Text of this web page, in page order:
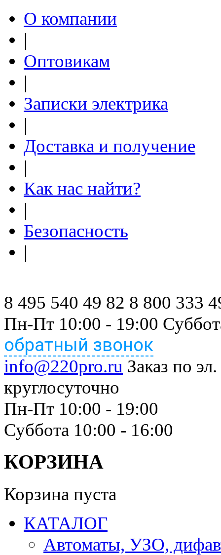
О компании
|
Оптовикам
|
Записки электрика
|
Доставка и получение
|
Как нас найти?
|
Безопасность
|
8 495 540 49 82 8 800 333
Пн-Пт 10:00 - 19:00
обратный звонок
info@220pro.ru Заказ по
круглосуточно
Пн-Пт 10:00 - 19:00
Суббота 10:00 - 16:00
КОРЗИНА
Корзина пуста
КАТАЛОГ
Автоматы, УЗО,